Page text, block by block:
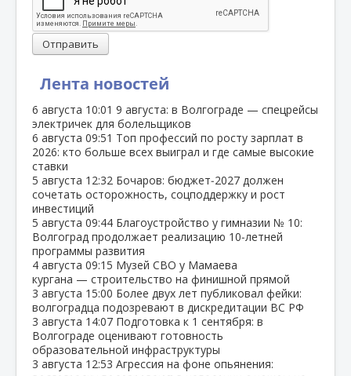
Лента новостей
6 августа 10:01 9 августа: в Волгограде — спецрейсы
электричек для болельщиков
6 августа 09:51 Топ профессий по росту зарплат в
2026: кто больше всех выиграл и где самые высокие
ставки
5 августа 12:32 Бочаров: бюджет‑2027 должен
сочетать осторожность, соцподдержку и рост
инвестиций
5 августа 09:44 Благоустройство у гимназии № 10:
Волгоград продолжает реализацию 10‑летней
программы развития
4 августа 09:15 Музей СВО у Мамаева
кургана — строительство на финишной прямой
3 августа 15:00 Более двух лет публиковал фейки:
волгоградца подозревают в дискредитации ВС РФ
3 августа 14:07 Подготовка к 1 сентября: в
Волгограде оценивают готовность
образовательной инфраструктуры
3 августа 12:53 Агрессия на фоне опьянения:
Отправить